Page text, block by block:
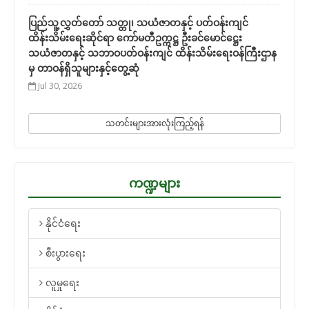
ပြည်သူ့လွှတ်တော် သတ္တု၊ သယံဇာတနှင့် ပတ်ဝန်းကျင်
ထိန်းသိမ်းရေးဆိုင်ရာ ကော်မတီဥက္ကဋ္ဌ ဦးခင်မောင်ဋ္ဌေး
သယံဇာတနှင့် သဘာဝပတ်ဝန်းကျင် ထိန်းသိမ်းရေးဝန်ကြီးဌာန
မှ တာဝန်ရှိသူများနှင့်တွေ့ဆုံ
Jul 30, 2026
သတင်းများအားလုံးကြည့်ရန်
ကဏ္ဍများ
နိုင်ငံရေး
စီးပွားရေး
လူမှုရေး